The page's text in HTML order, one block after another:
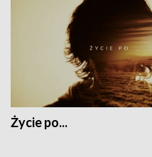
Życie po...